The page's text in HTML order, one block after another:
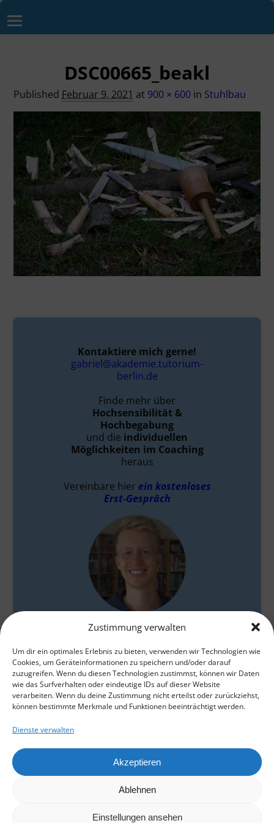
Zustimmung verwalten
Um dir ein optimales Erlebnis zu bieten, verwenden wir Technologien wie
Cookies, um Geräteinformationen zu speichern und/oder darauf
zuzugreifen. Wenn du diesen Technologien zustimmst, können wir Daten
wie das Surfverhalten oder eindeutige IDs auf dieser Website
verarbeiten. Wenn du deine Zustimmung nicht erteilst oder zurückziehst,
können bestimmte Merkmale und Funktionen beeinträchtigt werden.
Dienste verwalten
Akzeptieren
Ablehnen
Einstellungen ansehen
DSC00665_beakl
Published Februar 9, 2021 at 900 × 600 in Stuhlbau
Kontaktiere mich gerne!
gabriel@akademie.tutorium-
berlin.de
Finde mehr über
Hochsensibilität &
Hochbegabung
und die individuellen
Möglichkeiten im Coaching
heraus
Vereinbare hier ein kostenloses
Erst-Gespräch
Gabriel Baumgarten
Gabriel Baumgarten